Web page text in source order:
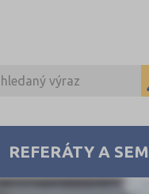
REFERÁTY A